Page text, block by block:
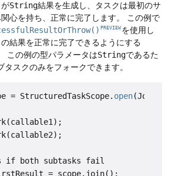
String結果を生成し、タスクは最初のサ
心を持ち、正常に完了します。
この例で
PREVIEW を使用し
結果を正常に完了できるようにする
この例の型パラメータはStringであるた
タスクのみをフォークできます。
= StructuredTaskScope.
open
if both subtasks fail
= scope.join();